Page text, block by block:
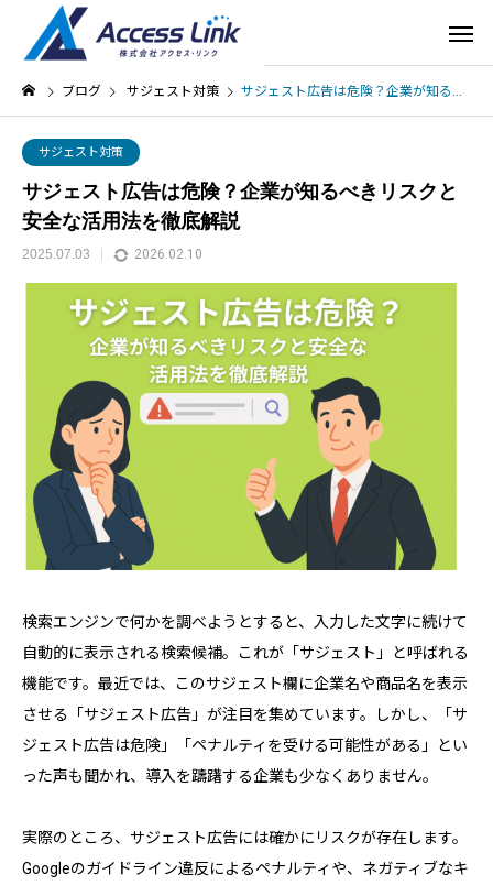
ブログ サジェスト対策 サジェスト広告は危険？企業が知るべきリスクと安全な活用法を徹底解説
サジェスト対策
サジェスト広告は危険？企業が知るべきリスクと
安全な活用法を徹底解説
2025.07.03 2026.02.10
検索エンジンで何かを調べようとすると、入力した文字に続けて
自動的に表示される検索候補。これが「サジェスト」と呼ばれる
機能です。最近では、このサジェスト欄に企業名や商品名を表示
させる「サジェスト広告」が注目を集めています。しかし、「サ
ジェスト広告は危険」「ペナルティを受ける可能性がある」とい
った声も聞かれ、導入を躊躇する企業も少なくありません。
実際のところ、サジェスト広告には確かにリスクが存在します。
Googleのガイドライン違反によるペナルティや、ネガティブなキ